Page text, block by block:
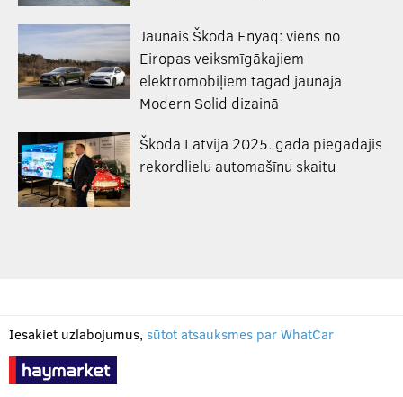
Jaunais Škoda Enyaq: viens no
Eiropas veiksmīgākajiem
elektromobiļiem tagad jaunajā
Modern Solid dizainā
Škoda Latvijā 2025. gadā piegādājis
rekordlielu automašīnu skaitu
Iesakiet uzlabojumus, sūtot atsauksmes par WhatCar